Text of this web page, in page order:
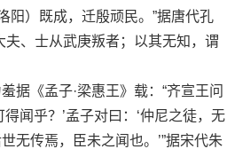
阳）既成，迁殷顽民。”据唐代孔
夫、士从武庚叛者；以其无知，谓
《孟子·梁惠王》载：“齐宣王问
闻乎？’孟子对曰：‘仲尼之徒，无
无传焉，臣未之闻也。’”据宋代朱